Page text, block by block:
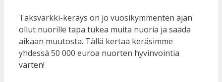
Taksvärkki-keräys on jo vuosikymmenten ajan
ollut nuorille tapa tukea muita nuoria ja saada
aikaan muutosta. Tällä kertaa keräsimme
yhdessä 50 000 euroa nuorten hyvinvointia
varten!